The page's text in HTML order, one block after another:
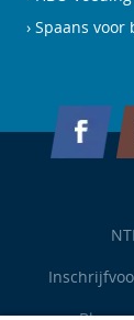
Spaans voor